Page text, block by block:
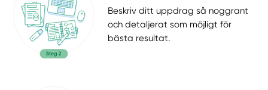
Beskriv ditt uppdrag så noggrant
och detaljerat som möjligt för
bästa resultat.